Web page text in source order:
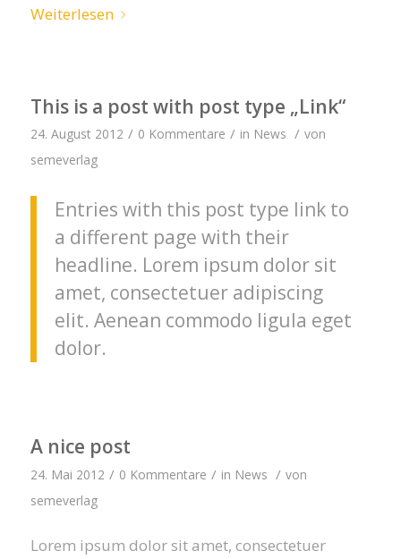
Weiterlesen
This is a post with post type „Link“
24. August 2012 / 0 Kommentare / in News / von
semeverlag
Entries with this post type link to
a different page with their
headline. Lorem ipsum dolor sit
amet, consectetuer adipiscing
elit. Aenean commodo ligula eget
dolor.
A nice post
24. Mai 2012 / 0 Kommentare / in News / von
semeverlag
Lorem ipsum dolor sit amet, consectetuer